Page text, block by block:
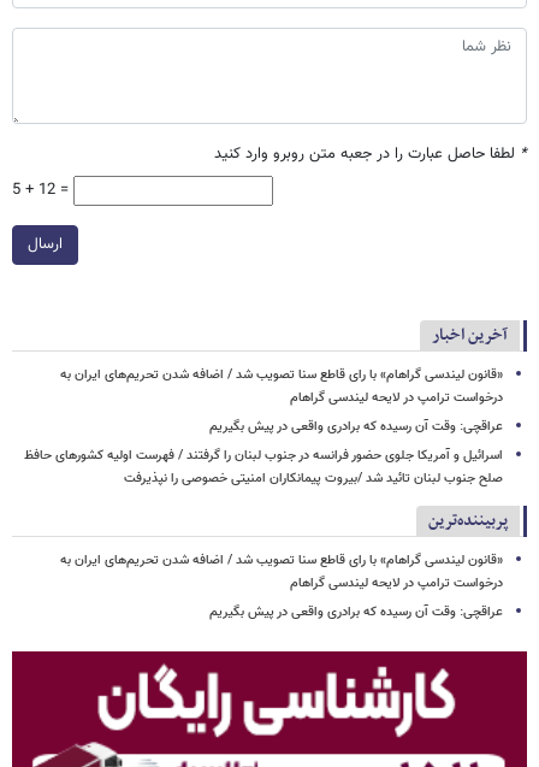
* لطفا حاصل عبارت را در جعبه متن روبرو وارد کنید
5 + 12 =
ارسال
آخرین اخبار
«قانون لیندسی گراهام» با رای قاطع سنا تصویب شد / اضافه شدن تحریم‌های ایران به
درخواست ترامپ در لایحه لیندسی گراهام
عراقچی: وقت آن رسیده که برادری واقعی در پیش بگیریم
اسرائیل و آمریکا جلوی حضور فرانسه در جنوب لبنان را گرفتند / فهرست اولیه کشورهای حافظ
صلح جنوب لبنان تائید شد /بیروت پیمانکاران امنیتی خصوصی را نپذیرفت
پربیننده‌ترین
«قانون لیندسی گراهام» با رای قاطع سنا تصویب شد / اضافه شدن تحریم‌های ایران به
درخواست ترامپ در لایحه لیندسی گراهام
عراقچی: وقت آن رسیده که برادری واقعی در پیش بگیریم